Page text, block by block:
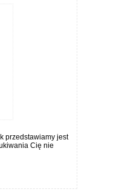
przedstawiamy jest
Cię nie